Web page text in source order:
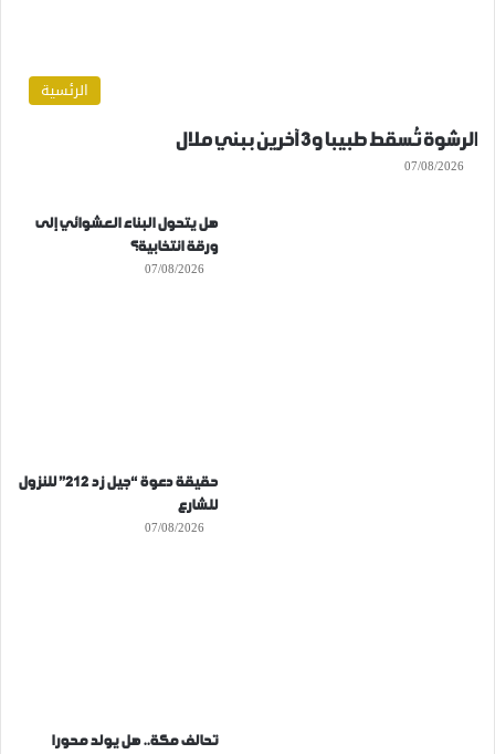
الرئسية
الرشوة تُسقط طبيبا و3 آخرين ببني ملال
07/08/2026
هل يتحول البناء العشوائي إلى
ورقة انتخابية؟
07/08/2026
حقيقة دعوة “جيل زد 212” للنزول
للشارع
07/08/2026
تحالف مكة.. هل يولد محورا